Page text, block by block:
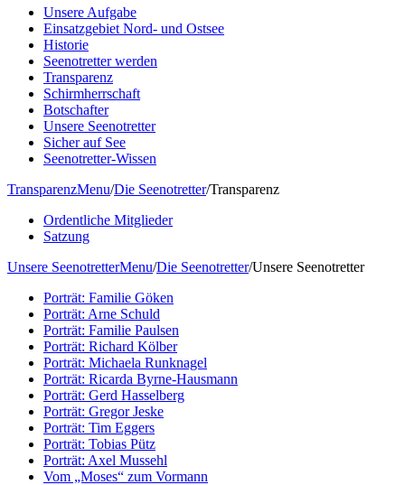
Unsere Aufgabe
Einsatzgebiet Nord- und Ostsee
Historie
Seenotretter werden
Transparenz
Schirmherrschaft
Botschafter
Unsere Seenotretter
Sicher auf See
Seenotretter-Wissen
TransparenzMenu/Die Seenotretter/Transparenz
Ordentliche Mitglieder
Satzung
Unsere SeenotretterMenu/Die Seenotretter/Unsere Seenotretter
Porträt: Familie Göken
Porträt: Arne Schuld
Porträt: Familie Paulsen
Porträt: Richard Kölber
Porträt: Michaela Runknagel
Porträt: Ricarda Byrne-Hausmann
Porträt: Gerd Hasselberg
Porträt: Gregor Jeske
Porträt: Tim Eggers
Porträt: Tobias Pütz
Porträt: Axel Mussehl
Vom „Moses“ zum Vormann